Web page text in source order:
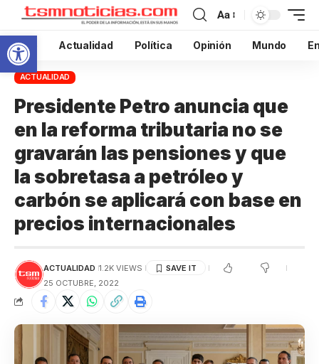
Abrir barra de herramientas
Aa
Inicio Actualidad Política Opinión Mundo
ACTUALIDAD
Presidente Petro anuncia que
en la reforma tributaria no se
gravarán las pensiones y que
la sobretasa a petróleo y
carbón se aplicará con base en
precios internacionales
ACTUALIDAD 1.2K VIEWS
25 OCTUBRE, 2022